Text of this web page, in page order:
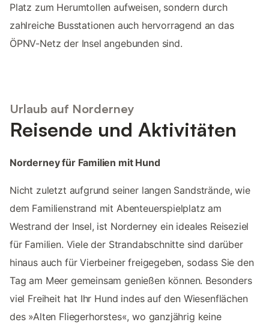
Platz zum Herumtollen aufweisen, sondern durch
zahlreiche Busstationen auch hervorragend an das
ÖPNV-Netz der Insel angebunden sind.
Urlaub auf Norderney
Reisende und Aktivitäten
Norderney für Familien mit Hund
Nicht zuletzt aufgrund seiner langen Sandstrände, wie
dem Familienstrand mit Abenteuerspielplatz am
Westrand der Insel, ist Norderney ein ideales Reiseziel
für Familien. Viele der Strandabschnitte sind darüber
hinaus auch für Vierbeiner freigegeben, sodass Sie den
Tag am Meer gemeinsam genießen können. Besonders
viel Freiheit hat Ihr Hund indes auf den Wiesenflächen
des »Alten Fliegerhorstes«, wo ganzjährig keine